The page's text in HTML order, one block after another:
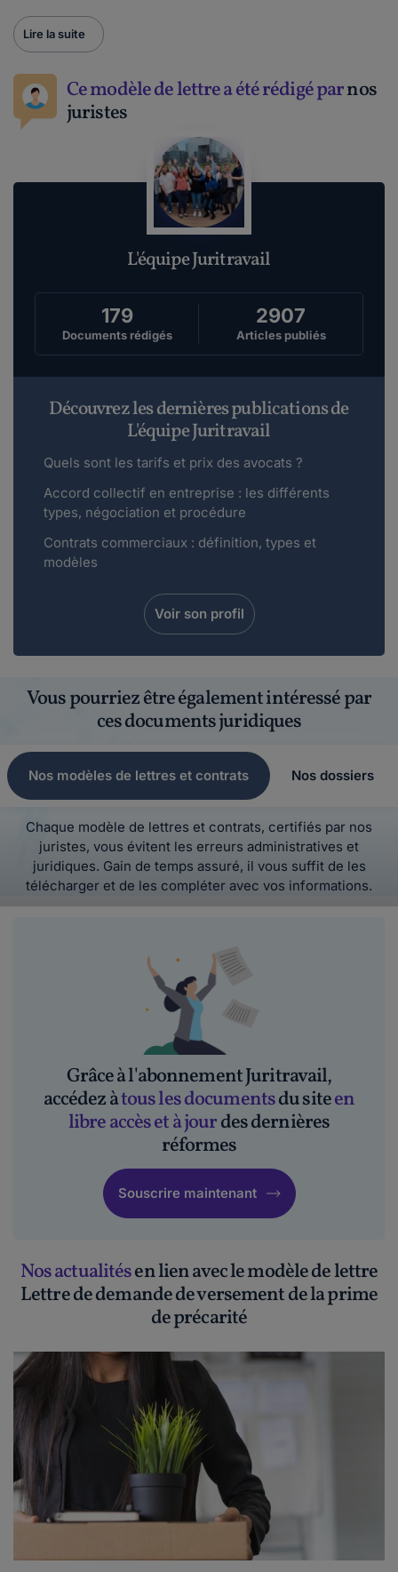
Lire la suite
Ce modèle de lettre a été rédigé parnos
juristes
L'équipe Juritravail
179
Documents rédigés
2907
Articles publiés
Découvrez les dernières publications de
L'équipe Juritravail
Quels sont les tarifs et prix des avocats ?
Accord collectif en entreprise : les différents
types, négociation et procédure
Contrats commerciaux : définition, types et
modèles
Voir son profil
Vous pourriez être également intéressé par
ces documents juridiques
Nos modèles de lettres et contrats Nos dossiers
Chaque modèle de lettres et contrats, certifiés par nos
juristes, vous évitent les erreurs administratives et
juridiques. Gain de temps assuré, il vous suffit de les
télécharger et de les compléter avec vos informations.
Grâce à l'abonnement Juritravail,
accédez àtous les documentsdu siteen
libre accès et à jourdes dernières
réformes
Souscrire maintenant
Nos actualitésen lien avec le modèle de lettre
Lettre de demande de versement de la prime
de précarité